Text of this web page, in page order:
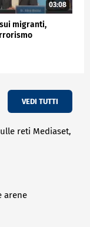
03:08
migranti,
VEDI TUTTI
reti Mediaset,
arene